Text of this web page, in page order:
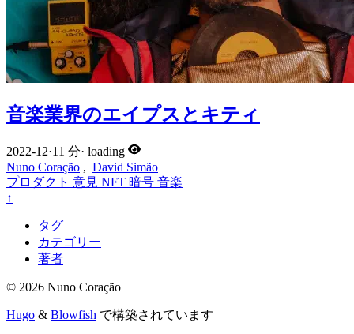
音楽業界のエイプスとキティ
2022-12·11 分· loading
Nuno Coração , David Simão
プロダクト 意見 NFT 暗号 音楽
↑
タグ
カテゴリー
著者
© 2026 Nuno Coração
Hugo & Blowfish で構築されています